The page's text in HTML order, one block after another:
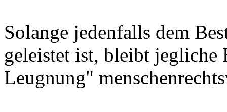
Solange jedenfalls dem
geleistet ist, bleibt
Leugnung"